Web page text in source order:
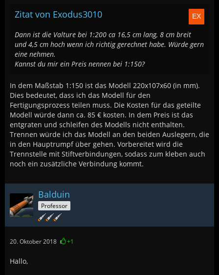
Zitat von Exodus3010
Dann ist die Valture bei 1:200 ca 16,5 cm lang, 8 cm breit
und 4,5 cm hoch wenn ich richtig gerechnet habe. Würde gern
eine nehmen.
Kannst du mir ein Preis nennen bei 1:150?
In dem Maßstab 1:150 ist das Modell 220x107x60 (in mm).
Dies bedeutet, dass ich das Modell für den
Fertigungsprozess teilen muss. Die Kosten für das geteilte
Modell würde dann ca. 85 € kosten. In dem Preis ist das
entgraten und schleifen des Modells nicht enthalten.
Trennen würde ich das Modell an den beiden Auslegern, die
in den Hauptrumpf über gehen. Vorbereitet wird die
Trennstelle mit Stiftverbindungen, sodass zum kleben auch
noch ein zusätzliche Verbindung kommt.
Balduin
Professor
20. Oktober 2018 +1
Hallo,